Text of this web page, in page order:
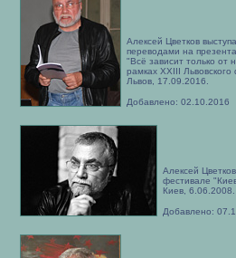
Алексей Цветков
переводами на
"Всё зависит только от
рамках XXIII
Львов, 17.09.2016.
Добавлено: 02.10.2016
Алексей
фестивале
Киев, 6.06.2008.
Добавлено: